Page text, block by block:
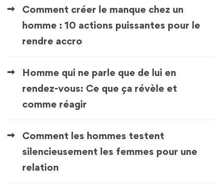
Comment créer le manque chez un
homme : 10 actions puissantes pour le
rendre accro
Homme qui ne parle que de lui en
rendez-vous: Ce que ça révèle et
comme réagir
Comment les hommes testent
silencieusement les femmes pour une
relation